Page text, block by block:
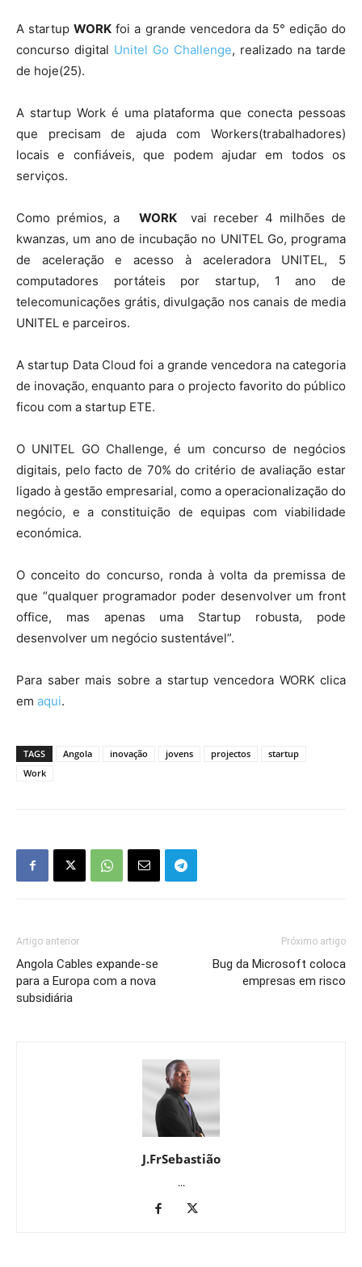
A startupWORK foi a grande vencedora da 5° edição do
concurso digital Unitel Go Challenge, realizado na tarde
de hoje(25).
A startup Work é uma plataforma que conecta pessoas
que precisam de ajuda com Workers(trabalhadores)
locais e confiáveis, que podem ajudar em todos os
serviços.
Como prémios, aWORK vai receber 4 milhões de
kwanzas, um ano de incubação no UNITEL Go, programa
de aceleração e acesso à aceleradora UNITEL, 5
computadores portáteis por startup, 1 ano de
telecomunicações grátis, divulgação nos canais de media
UNITEL e parceiros.
A startup Data Cloud foi a grande vencedora na categoria
de inovação, enquanto para o projecto favorito do público
ficou com a startup ETE.
O UNITEL GO Challenge, é um concurso de negócios
digitais, pelo facto de 70% do critério de avaliação estar
ligado à gestão empresarial, como a operacionalização do
negócio, e a constituição de equipas com viabilidade
económica.
O conceito do concurso, ronda à volta da premissa de
que “qualquer programador poder desenvolver um front
office, mas apenas uma Startup robusta, pode
desenvolver um negócio sustentável”.
Para saber mais sobre a startup vencedora WORK clica
em aqui.
TAGS Angola inovação jovens projectos
startup
Work
Artigo anterior
Angola Cables expande-se
para a Europa com a nova
subsidiária
Próximo artigo
Bug da Microsoft coloca
empresas em risco
J.FrSebastião
...